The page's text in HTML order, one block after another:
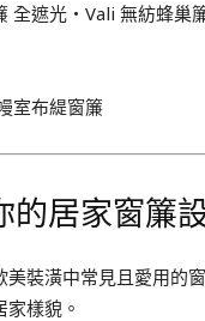
全遮光・Vali 無紡蜂巢
室布緹窗簾
的居家窗簾
裝潢中常見且愛用的
樣貌。